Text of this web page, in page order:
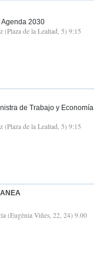
Agenda 2030
de la Lealtad, 5) 9:15
de Trabajo y Economía
de la Lealtad, 5) 9:15
(Eugènia Viñes, 22, 24) 9.00